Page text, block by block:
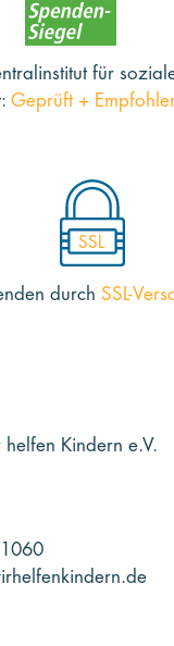
für
Geprüft +
SSL
durch SSL-
helfen Kindern e.V.